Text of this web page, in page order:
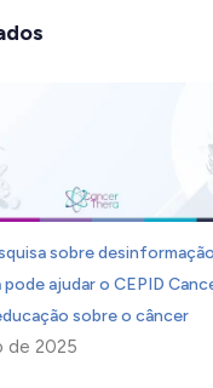
sobre
ajudar o CEPID
sobre o câncer
de 2025